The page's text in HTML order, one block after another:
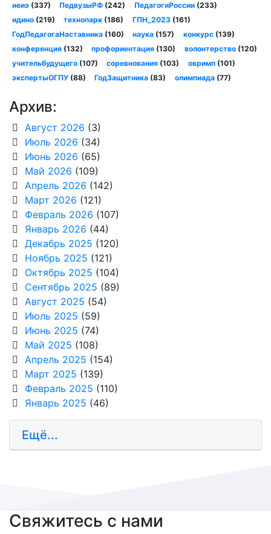
иеиэ(337) ПедвузыРФ (242) ПедагогиРоссии(233)
идино(219) технопарк (186) ГПН_2023(161)
ГодПедагогаНаставника(160) наука (157) конкурс(139)
конференция(132) профориентация (130) волонтерство(120)
учительбудущего(107) соревнования (103) овримп(101)
экспертыОГПУ(88) ГодЗащитника (83) олимпиада(77)
Архив:
Август 2026 (3)
Июль 2026 (34)
Июнь 2026 (65)
Май 2026 (109)
Апрель 2026 (142)
Март 2026 (121)
Февраль 2026 (107)
Январь 2026 (44)
Декабрь 2025 (120)
Ноябрь 2025 (121)
Октябрь 2025 (104)
Сентябрь 2025 (89)
Август 2025 (54)
Июль 2025 (59)
Июнь 2025 (74)
Май 2025 (108)
Апрель 2025 (154)
Март 2025 (139)
Февраль 2025 (110)
Январь 2025 (46)
Ещё...
Свяжитесь с нами